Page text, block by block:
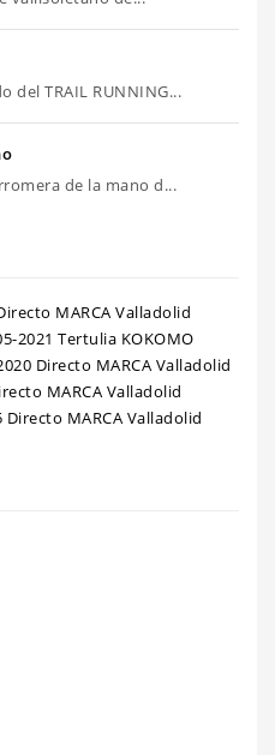
del TRAIL RUNNING...
de la mano d...
MARCA Valladolid
2021 Tertulia KOKOMO
Directo MARCA Valladolid
MARCA Valladolid
Directo MARCA Valladolid